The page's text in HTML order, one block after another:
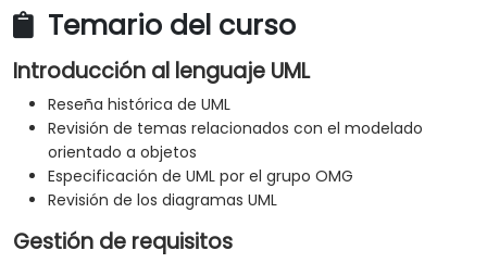
Temario del curso
Introducción al lenguaje UML
Reseña histórica de UML
Revisión de temas relacionados con el modelado
orientado a objetos
Especificación de UML por el grupo OMG
Revisión de los diagramas UML
Gestión de requisitos